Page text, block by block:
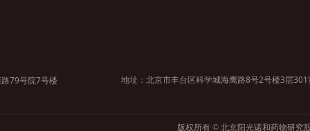
版权所有 © 北京阳光诺和药物研究
79号院7号楼 地址：北京市丰台区科学城海鹰路8号2号楼3层301